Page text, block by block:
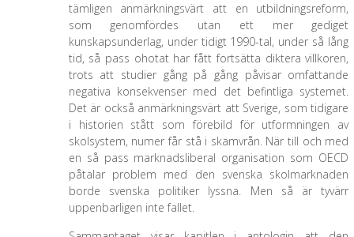
tämligen anmärkningsvärt att en utbildningsreform,
som genomfördes utan ett mer gediget
kunskapsunderlag, under tidigt 1990-tal, under så lång
tid, så pass ohotat har fått fortsätta diktera villkoren,
trots att studier gång på gång påvisar omfattande
negativa konsekvenser med det befintliga systemet.
Det är också anmärkningsvärt att Sverige, som tidigare
i historien stått som förebild för utformningen av
skolsystem, numer får stå i skamvrån. När till och med
en så pass marknadsliberal organisation som OECD
påtalar problem med den svenska skolmarknaden
borde svenska politiker lyssna. Men så är tyvärr
uppenbarligen inte fallet.